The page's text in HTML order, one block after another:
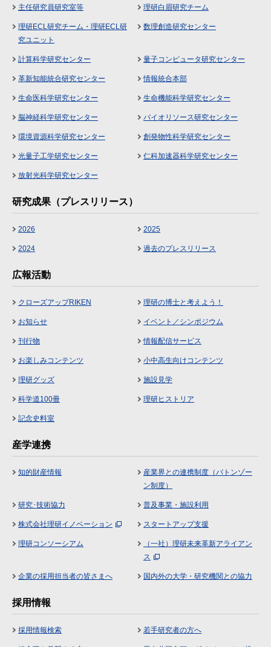
主任研究員研究室等 理研白眉研究チーム
理研ECL研究チーム・理研ECL研
究ユニット
数理創造研究センター
計算科学研究センター 量子コンピュータ研究センター
革新知能統合研究センター 情報統合本部
生命医科学研究センター 生命機能科学研究センター
脳神経科学研究センター バイオリソース研究センター
環境資源科学研究センター 創発物性科学研究センター
光量子工学研究センター 仁科加速器科学研究センター
放射光科学研究センター
研究成果（プレスリリース）
2026 2025
2024 過去のプレスリリース
広報活動
クローズアップRIKEN 理研の博士と考えよう！
お知らせ イベント／シンポジウム
刊行物 情報配信サービス
お楽しみコンテンツ 小中高生向けコンテンツ
理研グッズ 施設見学
科学道100冊 理研ヒストリア
記念史料室
産学連携
知的財産情報
産業界との連携制度（バトンゾー
ン制度）
研究･技術協力 普及事業・施設利用
株式会社理研イノベーション スタートアップ支援
理研コンソーシアム
（一社）理研未来革新アライアン
ス
企業の採用担当者の皆さまへ 国内外の大学・研究機関との協力
採用情報
採用情報検索 若手研究者の方へ